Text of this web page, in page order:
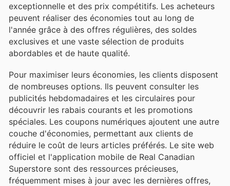
exceptionnelle et des prix compétitifs. Les acheteurs
peuvent réaliser des économies tout au long de
l'année grâce à des offres régulières, des soldes
exclusives et une vaste sélection de produits
abordables et de haute qualité.
Pour maximiser leurs économies, les clients disposent
de nombreuses options. Ils peuvent consulter les
publicités hebdomadaires et les circulaires pour
découvrir les rabais courants et les promotions
spéciales. Les coupons numériques ajoutent une autre
couche d'économies, permettant aux clients de
réduire le coût de leurs articles préférés. Le site web
officiel et l'application mobile de Real Canadian
Superstore sont des ressources précieuses,
fréquemment mises à jour avec les dernières offres,